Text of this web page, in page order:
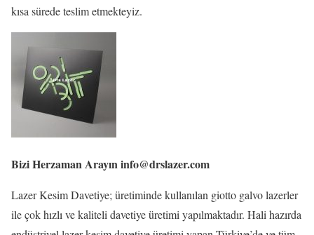
kısa sürede teslim etmekteyiz.
Bizi Herzaman Arayın info@drslazer.com
Lazer Kesim Davetiye; üretiminde kullanılan giotto galvo lazerler
ile çok hızlı ve kaliteli davetiye üretimi yapılmaktadır. Hali hazırda